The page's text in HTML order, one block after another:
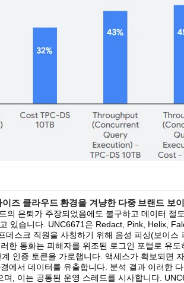
즈 클라우드 환경을 겨냥한 다중 브랜드 보
의 은퇴가 주장되었음에도 불구하고 데이터 절
있습니다. UNC6671은 Redact, Pink, Helix,
데스크 직원을 사칭하기 위해 음성 피싱(보이스
한 통화는 피해자를 위조된 로그인 포털로 유
인증 토큰을 가로챕니다. 액세스가 확보되면
에서 데이터를 유출합니다. 분석 결과 이러한
, 이는 공통된 운영 스레드를 시사합니다.